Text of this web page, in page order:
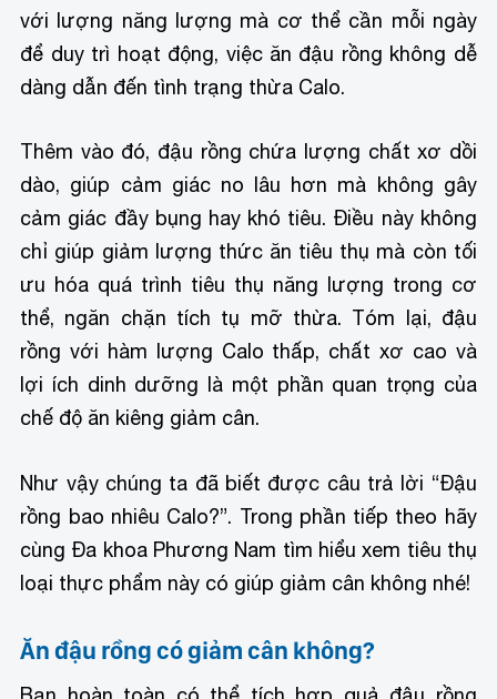
với lượng năng lượng mà cơ thể cần mỗi ngày
để duy trì hoạt động, việc ăn đậu rồng không dễ
dàng dẫn đến tình trạng thừa Calo.
Thêm vào đó, đậu rồng chứa lượng chất xơ dồi
dào, giúp cảm giác no lâu hơn mà không gây
cảm giác đầy bụng hay khó tiêu. Điều này không
chỉ giúp giảm lượng thức ăn tiêu thụ mà còn tối
ưu hóa quá trình tiêu thụ năng lượng trong cơ
thể, ngăn chặn tích tụ mỡ thừa. Tóm lại, đậu
rồng với hàm lượng Calo thấp, chất xơ cao và
lợi ích dinh dưỡng là một phần quan trọng của
chế độ ăn kiêng giảm cân.
Như vậy chúng ta đã biết được câu trả lời “Đậu
rồng bao nhiêu Calo?”. Trong phần tiếp theo hãy
cùng Đa khoa Phương Nam tìm hiểu xem tiêu thụ
loại thực phẩm này có giúp giảm cân không nhé!
Ăn đậu rồng có giảm cân không?